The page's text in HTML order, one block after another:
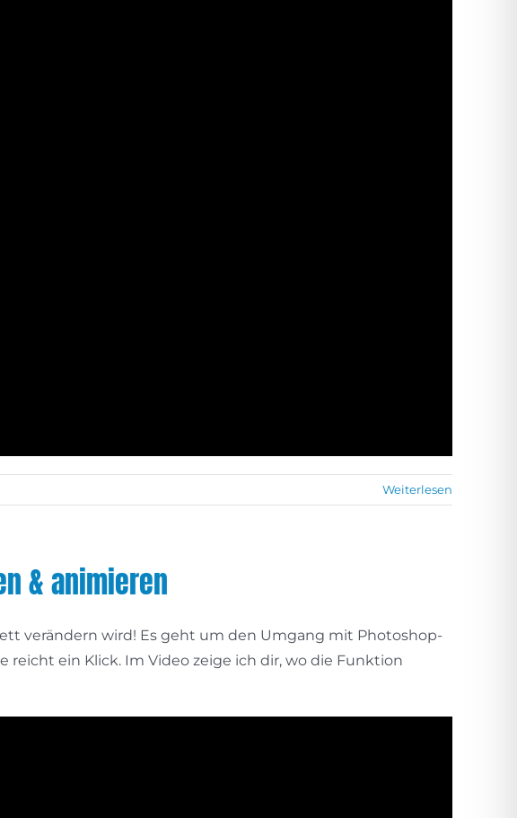
Weiterlesen
& animieren
verändern wird! Es geht um den Umgang mit Photoshop-
ein Klick. Im Video zeige ich dir, wo die Funktion